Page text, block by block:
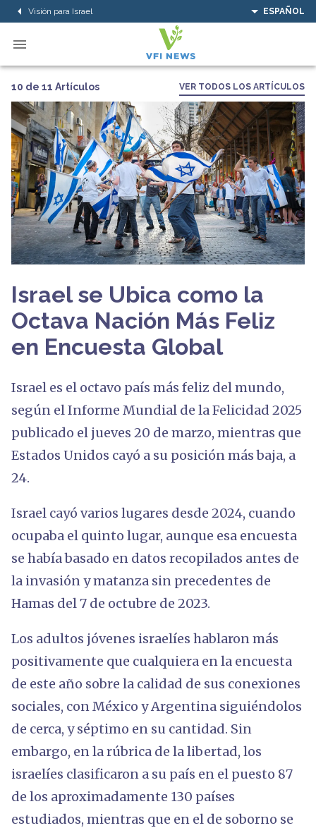
Visión para Israel ESPAÑOL
10 de 11 Artículos VER TODOS LOS ARTÍCULOS
Israel se Ubica como la
Octava Nación Más Feliz
en Encuesta Global
Israel es el octavo país más feliz del mundo,
según el Informe Mundial de la Felicidad 2025
publicado el jueves 20 de marzo, mientras que
Estados Unidos cayó a su posición más baja, a
24.
Israel cayó varios lugares desde 2024, cuando
ocupaba el quinto lugar, aunque esa encuesta
se había basado en datos recopilados antes de
la invasión y matanza sin precedentes de
Hamas del 7 de octubre de 2023.
Los adultos jóvenes israelíes hablaron más
positivamente que cualquiera en la encuesta
de este año sobre la calidad de sus conexiones
sociales, con México y Argentina siguiéndolos
de cerca, y séptimo en su cantidad. Sin
embargo, en la rúbrica de la libertad, los
israelíes clasificaron a su país en el puesto 87
de los aproximadamente 130 países
estudiados, mientras que en el de soborno se